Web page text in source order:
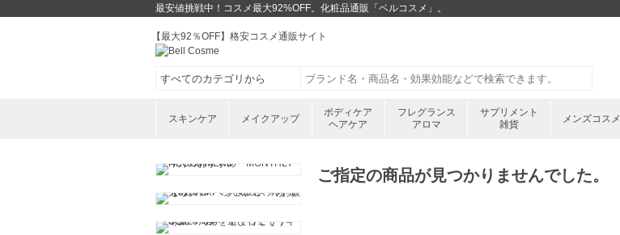
最安値挑戦中！コスメ最大92%OFF。化粧品通販「ベルコスメ」。
【最大92％OFF】格安コスメ通販サイト
スキンケア メイクアップ
ボディケア
ヘアケア
フレグランス
アロマ
サプリメント
雑貨
メンズコスメ
ご指定の商品が見つかりませんでした。